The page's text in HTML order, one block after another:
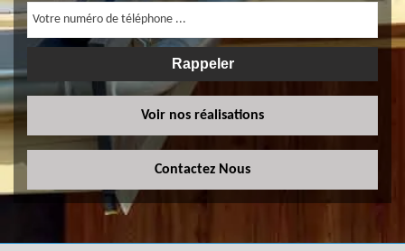
Voir nos réalisations
Contactez Nous